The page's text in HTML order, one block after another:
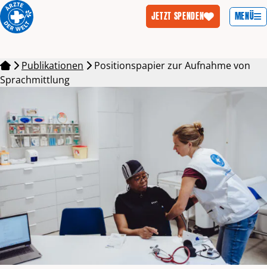
JETZT SPENDEN MENÜ
Publikationen
Positionspapier zur Aufnahme von
Sprachmittlung